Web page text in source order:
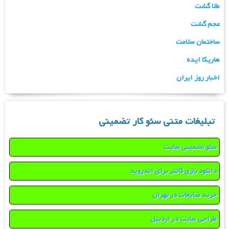
طلا گشت
عجم گشت
ساختمان سلامت
هاریکا ایده
اخبار روز ایران
تبلیغات متنی سئو کار تضمینی
سئو تضمینی سایت
دانلود بازی کانتر برای اندروید
خرید ضایعات در تهران
طراحی سایت در اردبیل